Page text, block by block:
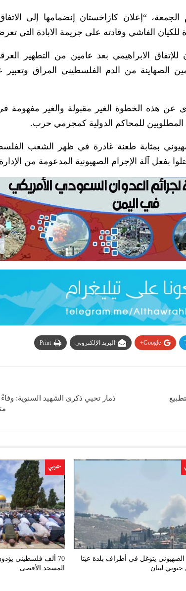
“إعلان كازاخستان إنضمامها إلى الاتفاق
للكيان الفاشي وقادته على جريمة الابادة التي
الابراهيمي بعد عامين من التطهير
الصهاينة من الدم الفلسطيني المراق
عن هذه الخطوة الغير مقبولة والغير مفهومة
المطلوبين للمحاكم الدولية كمجرمي حرب.
بمثابة طعنة غادرة في ظهر الشعب
بفعل آلة الإجرام الصهيونية المدعومة من الإدارة
Google+ البريد الإلكتروني Print
ذمار تحيي ذكرى الشهيد السنوية:
الصهيوني يتوغل في أطراف بلدة عيتا
جنوبي لبنان
-عربي
70 ألف فلسطيني
المسجد الأقصى